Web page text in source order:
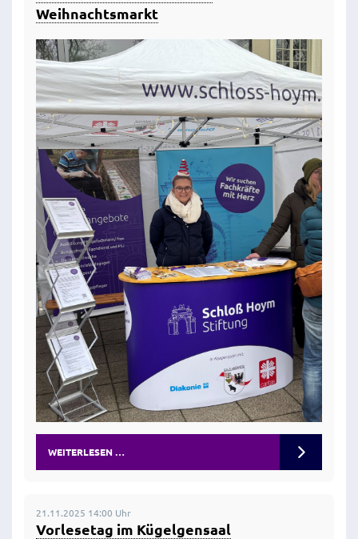
Weihnachtsmarkt
WEITERLESEN …
21.11.2025 14:00 Uhr
Vorlesetag im Kügelgensaal